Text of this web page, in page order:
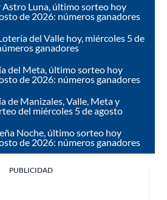
Astro Luna, último sorteo hoy
de 2026: números ganadores
del Valle hoy, miércoles 5 de
ganadores
del Meta, último sorteo hoy
de 2026: números ganadores
de Manizales, Valle, Meta y
del miércoles 5 de agosto
Noche, último sorteo hoy
de 2026: números ganadores
PUBLICIDAD